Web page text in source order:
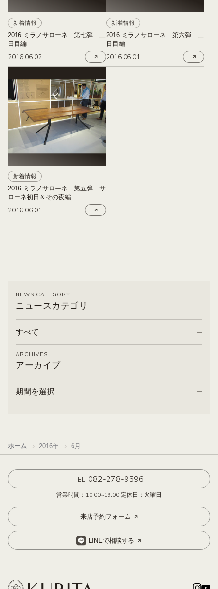
NEWS CATEGORY
ニュースカテゴリ
すべて
ARCHIVES
アーカイブ
期間を選択
新着情報
2016 ミラノサローネ 第七弾 二
日目編
2016.06.02
新着情報
2016 ミラノサローネ 第六弾 二
日目編
2016.06.01
新着情報
2016 ミラノサローネ 第五弾 サ
ローネ初日＆その夜編
2016.06.01
ホーム 2016年 6月
TEL 082-278-9596
営業時間：10:00~19:00 定休日：火曜日
来店予約フォーム
LINEで相談する